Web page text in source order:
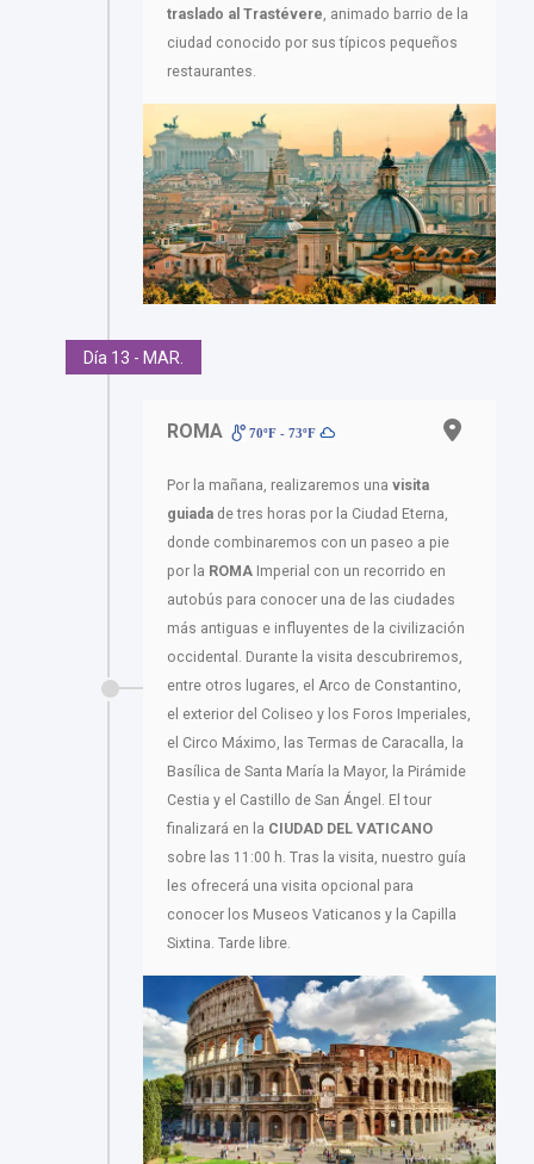
traslado al Trastévere , animado barrio de la
ciudad conocido por sus típicos pequeños
restaurantes.
Día 13 - MAR.
ROMA 70ºF - 73ºF
Por la mañana, realizaremos una visita
guiada de tres horas por la Ciudad Eterna,
donde combinaremos con un paseo a pie
por la ROMA Imperial con un recorrido en
autobús para conocer una de las ciudades
más antiguas e influyentes de la civilización
occidental. Durante la visita descubriremos,
entre otros lugares, el Arco de Constantino,
el exterior del Coliseo y los Foros Imperiales,
el Circo Máximo, las Termas de Caracalla, la
Basílica de Santa María la Mayor, la Pirámide
Cestia y el Castillo de San Ángel. El tour
finalizará en la CIUDAD DEL VATICANO
sobre las 11:00 h. Tras la visita, nuestro guía
les ofrecerá una visita opcional para
conocer los Museos Vaticanos y la Capilla
Sixtina. Tarde libre.